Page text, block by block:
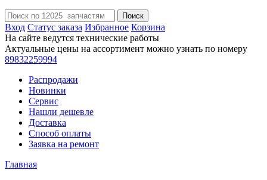
Поиск
Вход Статус заказа Избранное Корзина
На сайте ведутся технические работы
Актуальные цены на ассортимент можно узнать по номеру
89832259994
Распродажи
Новинки
Сервис
Нашли дешевле
Доставка
Способ оплаты
Заявка на ремонт
Главная